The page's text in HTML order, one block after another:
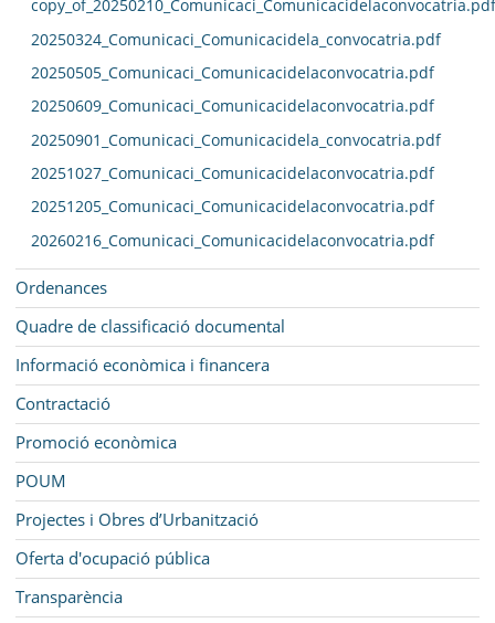
copy_of_20250210_Comunicaci_Comunicacidelaconvocatria.pdf
20250324_Comunicaci_Comunicacidela_convocatria.pdf
20250505_Comunicaci_Comunicacidelaconvocatria.pdf
20250609_Comunicaci_Comunicacidelaconvocatria.pdf
20250901_Comunicaci_Comunicacidela_convocatria.pdf
20251027_Comunicaci_Comunicacidelaconvocatria.pdf
20251205_Comunicaci_Comunicacidelaconvocatria.pdf
20260216_Comunicaci_Comunicacidelaconvocatria.pdf
Ordenances
Quadre de classificació documental
Informació econòmica i financera
Contractació
Promoció econòmica
POUM
Projectes i Obres d’Urbanització
Oferta d'ocupació pública
Transparència